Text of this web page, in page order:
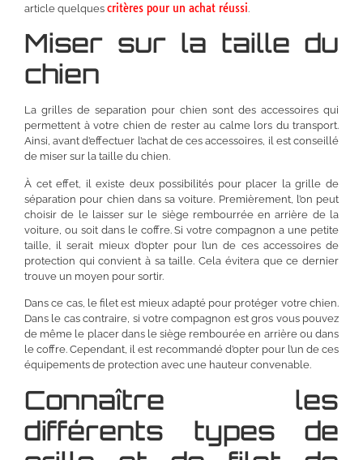
article quelques critères pour un achat réussi.
Miser sur la taille du
chien
La grilles de separation pour chien sont des accessoires qui
permettent à votre chien de rester au calme lors du transport.
Ainsi, avant d’effectuer l’achat de ces accessoires, il est conseillé
de miser sur la taille du chien.
À cet effet, il existe deux possibilités pour placer la grille de
séparation pour chien dans sa voiture. Premièrement, l’on peut
choisir de le laisser sur le siège rembourrée en arrière de la
voiture, ou soit dans le coffre. Si votre compagnon a une petite
taille, il serait mieux d’opter pour l’un de ces accessoires de
protection qui convient à sa taille. Cela évitera que ce dernier
trouve un moyen pour sortir.
Dans ce cas, le filet est mieux adapté pour protéger votre chien.
Dans le cas contraire, si votre compagnon est gros vous pouvez
de même le placer dans le siège rembourée en arrière ou dans
le coffre. Cependant, il est recommandé d’opter pour l’un de ces
équipements de protection avec une hauteur convenable.
Connaître les
différents types de